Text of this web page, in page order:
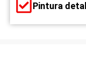
Pintura